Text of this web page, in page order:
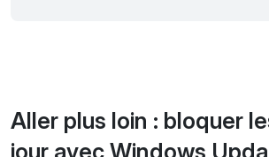
Aller plus loin : bloquer
jour avec Windows